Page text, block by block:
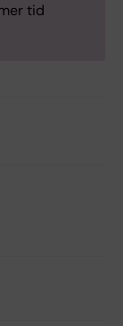
tid